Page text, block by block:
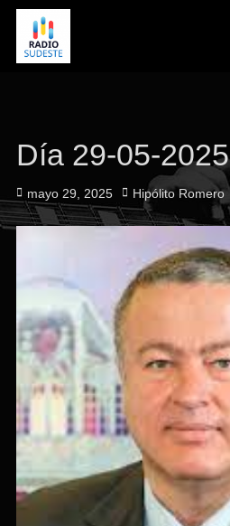
Día 29-05-2025
Publicado
el
mayo 29, 2025 Autor
Hipólito Romero